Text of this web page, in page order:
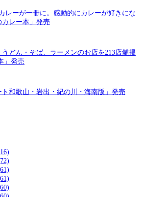
レーが一冊に。感動的にカレーが好きにな
カレー本」発売
どん・そば、ラーメンのお店を213店舗掲
」発売
ト和歌山・岩出・紀の川・海南版」発売